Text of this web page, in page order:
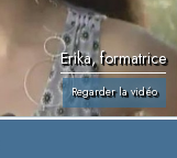
Erika, formatrice
Regarder la vidéo